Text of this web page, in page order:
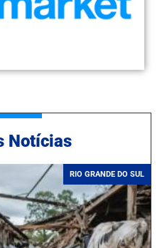
Notícias
RIO GRANDE DO SUL